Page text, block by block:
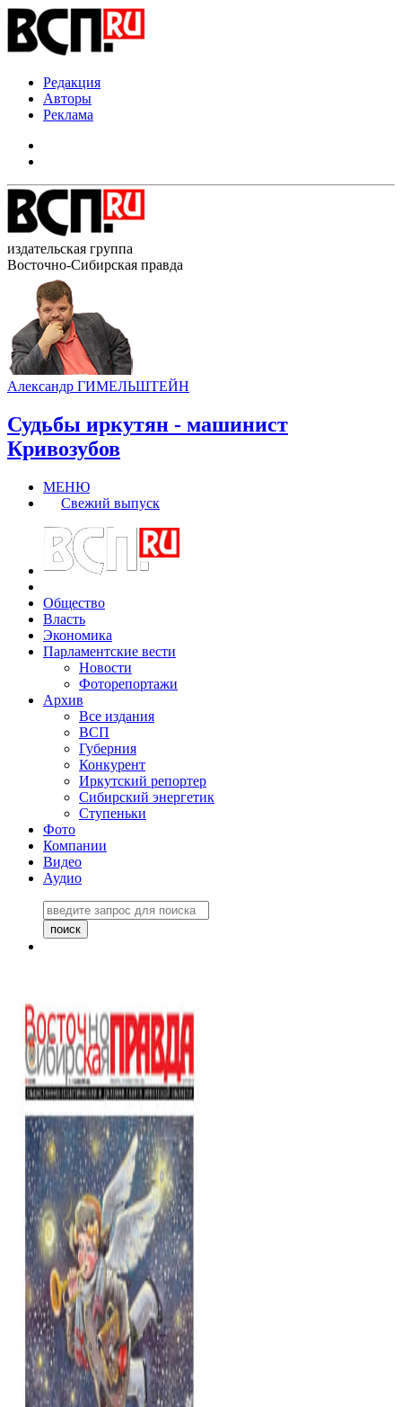
Редакция
Авторы
Реклама
издательская группа
Восточно-Сибирская правда
Александр ГИМЕЛЬШТЕЙН
Судьбы иркутян - машинист
Кривозубов
МЕНЮ
Свежий выпуск
Общество
Власть
Экономика
Парламентские вести
Новости
Фоторепортажи
Архив
Все издания
ВСП
Губерния
Конкурент
Иркутский репортер
Сибирский энергетик
Ступеньки
Фото
Компании
Видео
Аудио